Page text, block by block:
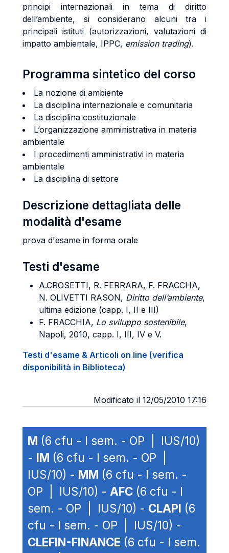
principi internazionali in tema di diritto
dell’ambiente, si considerano alcuni tra i
principali istituti (autorizzazioni, valutazioni di
impatto ambientale, IPPC, emission trading).
Programma sintetico del corso
La nozione di ambiente
La disciplina internazionale e comunitaria
La disciplina costituzionale
L’organizzazione amministrativa in materia
ambientale
I procedimenti amministrativi in materia
ambientale
La disciplina di settore
Descrizione dettagliata delle
modalità d'esame
prova d'esame in forma orale
Testi d'esame
A.CROSETTI, R. FERRARA, F. FRACCHA,
N. OLIVETTI RASON, Diritto dell’ambiente,
ultima edizione (capp. I, II e III)
F. FRACCHIA, Lo sviluppo sostenibile,
Napoli, 2010, capp. I, III, IV e V.
Testi d'esame & Articoli on line (verifica
disponibilità in Biblioteca)
Modificato il 12/05/2010 17:16
M (6 cfu - I sem. - OP | IUS/10)
- IM (6 cfu - I sem. - OP |
IUS/10) - MM (6 cfu - I sem. -
OP | IUS/10) - AFC (6 cfu - I
sem. - OP | IUS/10) - CLAPI (6
cfu - I sem. - OP | IUS/10) -
CLEFIN-FINANCE (6 cfu - I sem.